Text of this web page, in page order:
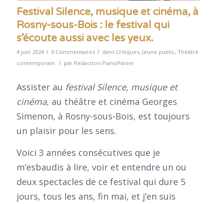
Festival Silence, musique et cinéma, à
Rosny-sous-Bois : le festival qui
s’écoute aussi avec les yeux.
4 juin 2024 / 0 Commentaires / dans Critiques, Jeune public, Théâtre
contemporain / par Redaction PianoPanier
Assister au festival Silence, musique et
cinéma, au théâtre et cinéma Georges
Simenon, à Rosny-sous-Bois, est toujours
un plaisir pour les sens.
Voici 3 années consécutives que je
m’esbaudis à lire, voir et entendre un ou
deux spectacles de ce festival qui dure 5
jours, tous les ans, fin mai, et j’en suis